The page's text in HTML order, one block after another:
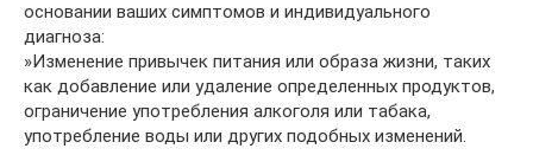
основании ваших симптомов и индивидуального
диагноза:
»Изменение привычек питания или образа жизни, таких
как добавление или удаление определенных продуктов,
ограничение употребления алкоголя или табака,
употребление воды или других подобных изменений.